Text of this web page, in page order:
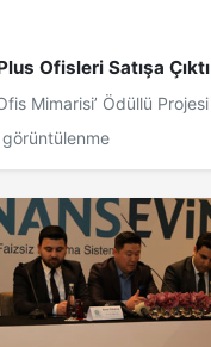
Ofisleri Satışa Çıktı
Mimarisi’ Ödüllü Projesi